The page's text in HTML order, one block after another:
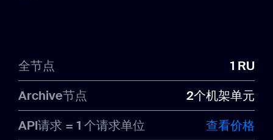
全节点
1 RU
Archive节点
2个机架单元
API请求 = 1 个请求单位
查看价格